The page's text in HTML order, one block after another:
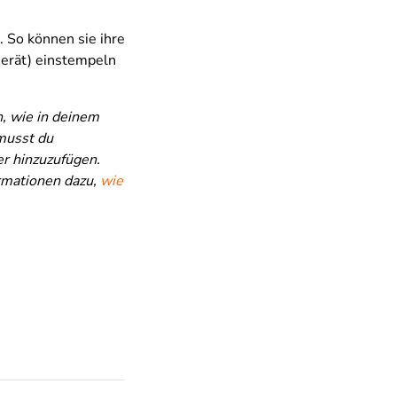
können sie ihre
einstempeln
wie in deinem
du
hinzuzufügen.
dazu, wie